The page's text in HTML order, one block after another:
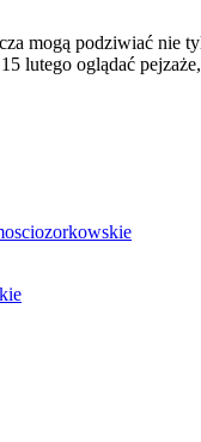
mogą podziwiać nie
lutego oglądać